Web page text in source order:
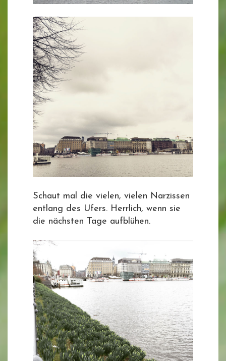
Schaut mal die vielen, vielen Narzissen
entlang des Ufers. Herrlich, wenn sie
die nächsten Tage aufblühen.